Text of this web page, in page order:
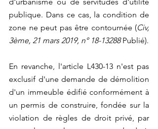
publique. Dans ce cas, la condition de
zone ne peut pas être contournée (Civ,
3ème, 21 mars 2019, n° 18-13288 Publié).
En revanche, l'article L430-13 n'est pas
exclusif d'une demande de démolition
d'un immeuble édifié conformément à
un permis de construire, fondée sur la
violation de règles de droit privé, par